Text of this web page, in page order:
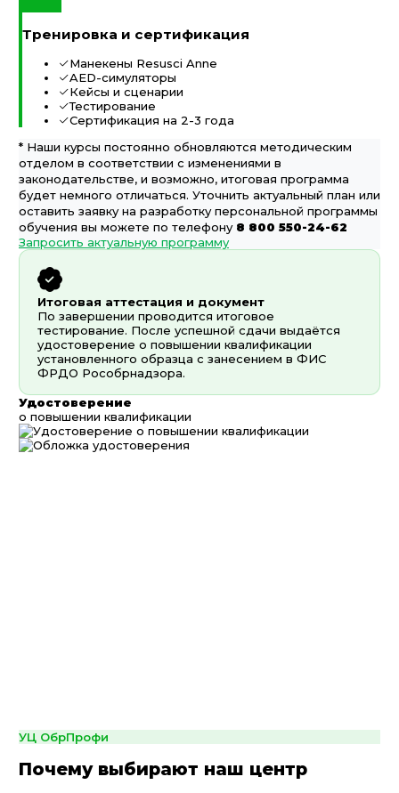
Тренировка и сертификация
Манекены Resusci Anne
AED-симуляторы
Кейсы и сценарии
Тестирование
Сертификация на 2-3 года
* Наши курсы постоянно обновляются методическим
отделом в соответствии с изменениями в
законодательстве, и возможно, итоговая программа
будет немного отличаться. Уточнить актуальный план или
оставить заявку на разработку персональной программы
обучения вы можете по телефону 8 800 550-24-62
Запросить актуальную программу
Итоговая аттестация и документ
По завершении проводится итоговое
тестирование. После успешной сдачи выдаётся
удостоверение о повышении квалификации
установленного образца с занесением в ФИС
ФРДО Рособрнадзора.
Удостоверение
о повышении квалификации
УЦ ОбрПрофи
Почему выбирают наш центр